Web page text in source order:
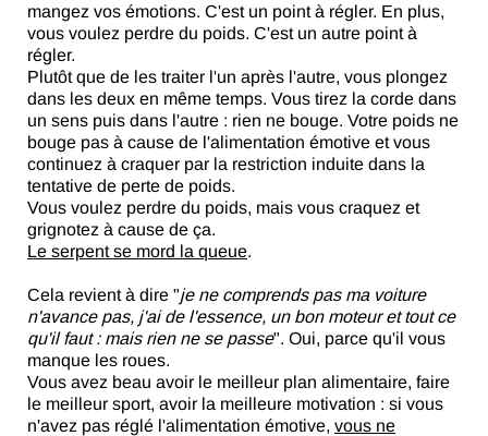
mangez vos émotions. C'est un point à régler. En plus,
vous voulez perdre du poids. C'est un autre point à
régler.
Plutôt que de les traiter l'un après l'autre, vous plongez
dans les deux en même temps. Vous tirez la corde dans
un sens puis dans l'autre : rien ne bouge. Votre poids ne
bouge pas à cause de l'alimentation émotive et vous
continuez à craquer par la restriction induite dans la
tentative de perte de poids.
Vous voulez perdre du poids, mais vous craquez et
grignotez à cause de ça.
Le serpent se mord la queue.
Cela revient à dire "je ne comprends pas ma voiture
n'avance pas, j'ai de l'essence, un bon moteur et tout ce
qu'il faut : mais rien ne se passe". Oui, parce qu'il vous
manque les roues.
Vous avez beau avoir le meilleur plan alimentaire, faire
le meilleur sport, avoir la meilleure motivation : si vous
n'avez pas réglé l'alimentation émotive, vous ne